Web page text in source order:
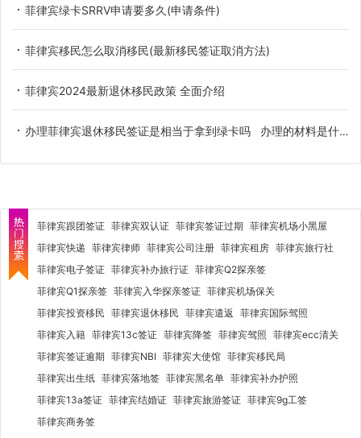
菲律宾绿卡SRRV申请要多久(申请条件)
菲律宾移民怎么取消移民(最新移民签证取消方法)
菲律宾2024最新退休移民政策 全面介绍
办理菲律宾退休移民签证是相当于拿到绿卡吗 办理的材料是什么
菲律宾跟团签证 菲律宾双认证 菲律宾签证过期 菲律宾机场小黑屋
菲律宾快递 菲律宾律师 菲律宾公司注册 菲律宾租房 菲律宾旅行社
菲律宾电子签证 菲律宾补办旅行证 菲律宾Q2探亲签
菲律宾Q1探亲签 菲律宾入华探亲签证 菲律宾机场保关
菲律宾投资移民 菲律宾退休移民 菲律宾遣返 菲律宾国际驾照
菲律宾入籍 菲律宾13c签证 菲律宾降签 菲律宾驾照 菲律宾ecc清关
菲律宾签证逾期 菲律宾NBI 菲律宾大使馆 菲律宾移民局
菲律宾出生纸 菲律宾落地签 菲律宾黑名单 菲律宾补办护照
菲律宾13a签证 菲律宾结婚证 菲律宾旅游签证 菲律宾9g工签
菲律宾商务签